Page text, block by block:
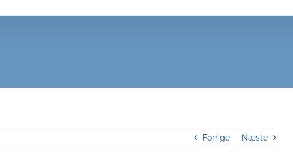
Forrige Næste